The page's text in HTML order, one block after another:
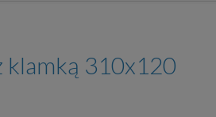
klamką 310x120